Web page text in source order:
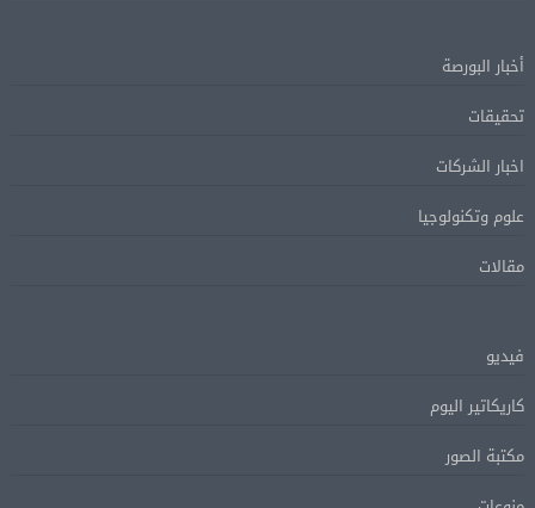
أخبار البورصة
تحقيقات
اخبار الشركات
علوم وتكنولوجيا
مقالات
فيديو
كاريكاتير اليوم
مكتبة الصور